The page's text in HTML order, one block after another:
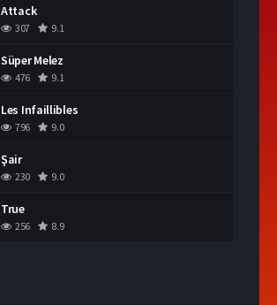
Attack
307 9.1
Süper Melez
476 9.1
Les Infaillibles
796 9.0
Şair
230 9.0
True
256 8.9